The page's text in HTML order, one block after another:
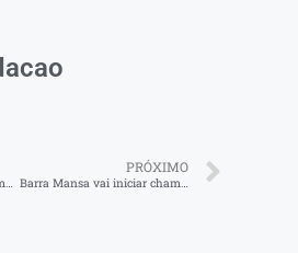
Volta Redonda reconhece empresas que promovem inclusão de jovens no mercado de trabalho
PRÓXIMO
Barra Mansa vai iniciar chamamento de profissionais para reforçar a Educação